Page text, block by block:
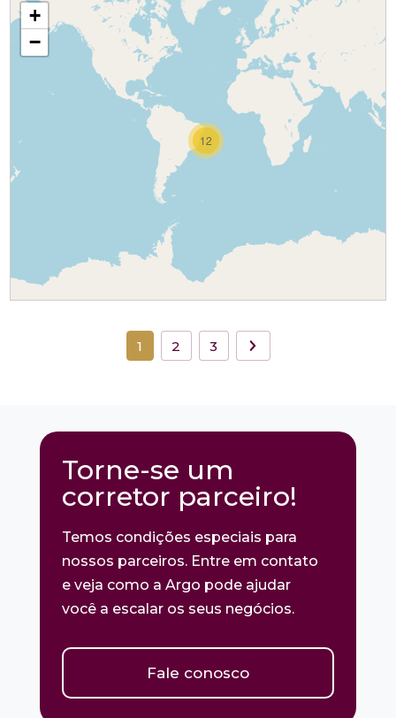
12
+
−
1 2 3
Torne-se um
corretor parceiro!
Temos condições especiais para
nossos parceiros. Entre em contato
e veja como a Argo pode ajudar
você a escalar os seus negócios.
Fale conosco